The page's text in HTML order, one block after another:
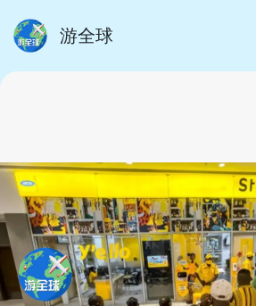
游全球